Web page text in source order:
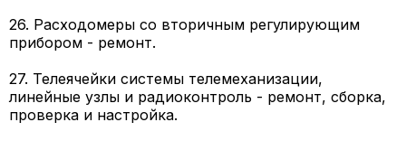
26. Расходомеры со вторичным регулирующим
прибором - ремонт.
27. Телеячейки системы телемеханизации,
линейные узлы и радиоконтроль - ремонт, сборка,
проверка и настройка.